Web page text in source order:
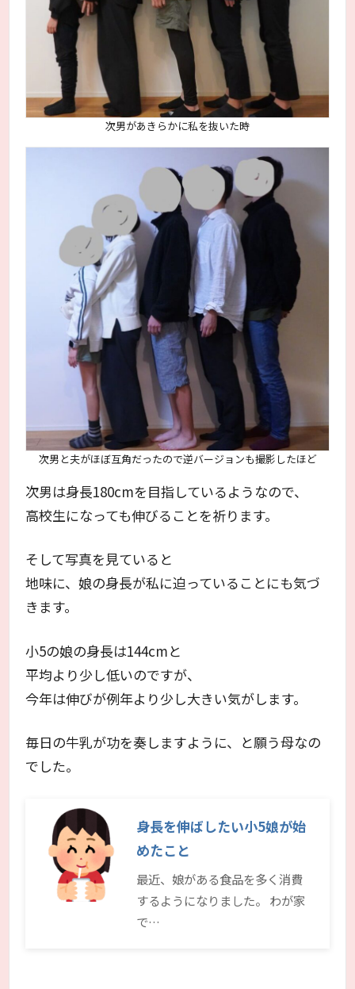
次男があきらかに私を抜いた時
次男と夫がほぼ互角だったので逆バージョンも撮影したほど
次男は身長180cmを目指しているようなので、
高校生になっても伸びることを祈ります。
そして写真を見ていると
地味に、娘の身長が私に迫っていることにも気づ
きます。
小5の娘の身長は144cmと
平均より少し低いのですが、
今年は伸びが例年より少し大きい気がします。
毎日の牛乳が功を奏しますように、と願う母なの
でした。
身長を伸ばしたい小5娘が始
めたこと
最近、娘がある食品を多く消費
するようになりました。 わが家
で…